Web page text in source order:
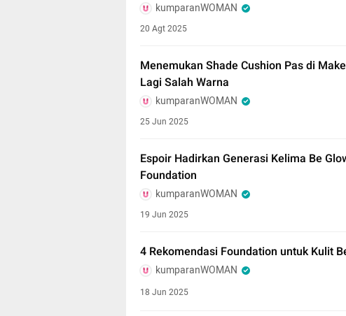
kumparanWOMAN
20 Agt 2025
Menemukan Shade Cushion Pas di
Lagi Salah Warna
kumparanWOMAN
25 Jun 2025
Espoir Hadirkan Generasi Kelima Be
Foundation
kumparanWOMAN
19 Jun 2025
4 Rekomendasi Foundation untuk Kulit
kumparanWOMAN
18 Jun 2025